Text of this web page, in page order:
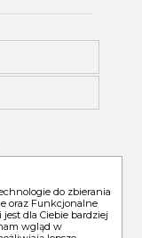
do zbierania
oraz Funkcjonalne
dla Ciebie bardziej
wgląd w